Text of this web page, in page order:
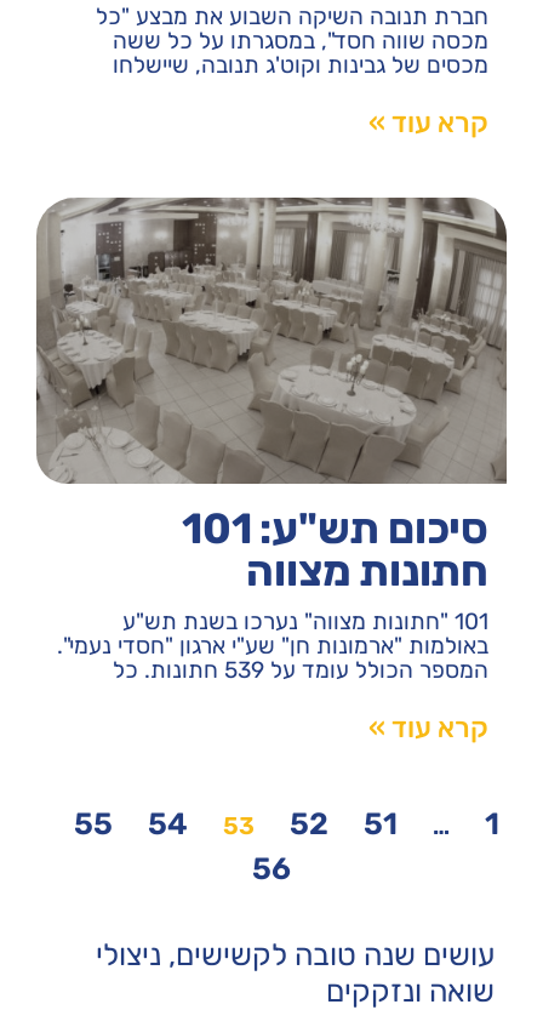
חברת תנובה השיקה השבוע את מבצע "כל
מכסה שווה חסד", במסגרתו על כל ששה
מכסים של גבינות וקוט'ג תנובה, שיישלחו
קרא עוד »
סיכום תש"ע: 101
חתונות מצווה
101 "חתונות מצווה" נערכו בשנת תש"ע
באולמות "ארמונות חן" שע"י ארגון "חסדי נעמי".
המספר הכולל עומד על 539 חתונות. כל
קרא עוד »
1
…
51
52
53
54
55
56
עושים שנה טובה לקשישים, ניצולי
שואה ונזקקים